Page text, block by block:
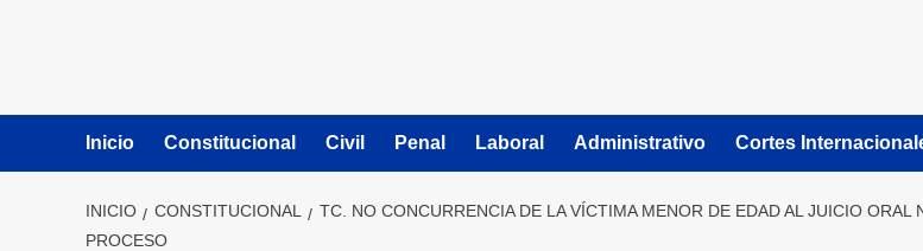
Inicio Constitucional Civil Penal Laboral Administrativo Cortes
INICIO CONSTITUCIONAL
TC. NO CONCURRENCIA DE LA VÍCTIMA MENOR DE EDAD AL JUICIO
PROCESO